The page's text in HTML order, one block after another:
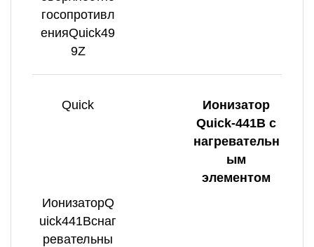
госопротивл
енияQuick49
9Z
Quick
Ионизатор
Quick-441B с
нагревательн
ым
элементом
ИонизаторQ
uick441Bснаг
ревательны